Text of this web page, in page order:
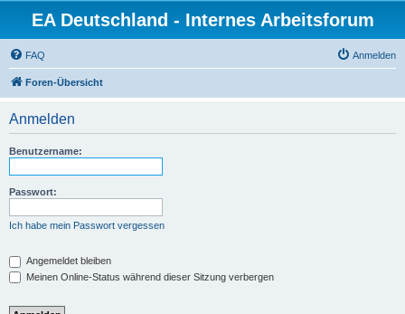
EA Deutschland - Internes Arbeitsforum
FAQ Anmelden
Foren-Übersicht
Anmelden
Benutzername:
Passwort:
Ich habe mein Passwort vergessen
Angemeldet bleiben
Meinen Online-Status während dieser Sitzung verbergen